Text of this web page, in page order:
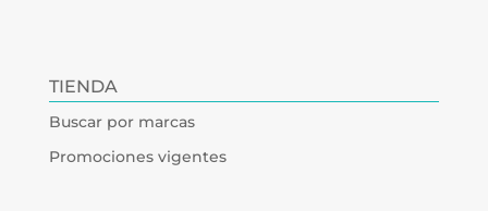
TIENDA
Buscar por marcas
Promociones vigentes